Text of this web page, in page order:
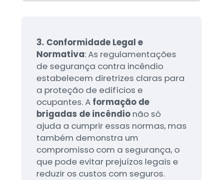
3. Conformidade Legal e
Normativa: As regulamentações
de segurança contra incêndio
estabelecem diretrizes claras para
a proteção de edifícios e
ocupantes. A formação de
brigadas de incêndionão só
ajuda a cumprir essas normas, mas
também demonstra um
compromisso com a segurança, o
que pode evitar prejuízos legais e
reduzir os custos com seguros.